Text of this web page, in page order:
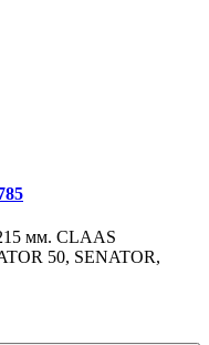
мм. CLAAS
50, SENATOR,